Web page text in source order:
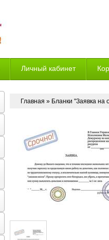
Личный кабинет
Главная » Бланки "Заявка